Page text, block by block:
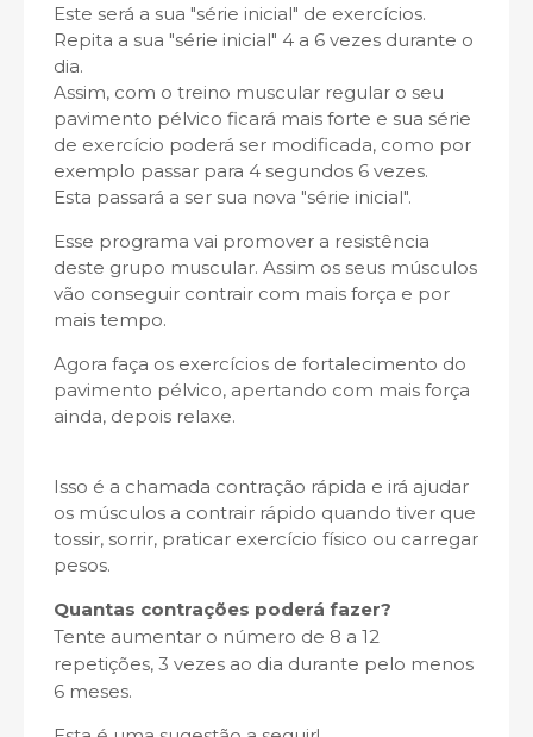
Este será a sua "série inicial" de exercícios.
Repita a sua "série inicial" 4 a 6 vezes durante o
dia.
Assim, com o treino muscular regular o seu
pavimento pélvico ficará mais forte e sua série
de exercício poderá ser modificada, como por
exemplo passar para 4 segundos 6 vezes.
Esta passará a ser sua nova "série inicial".
Esse programa vai promover a resistência
deste grupo muscular. Assim os seus músculos
vão conseguir contrair com mais força e por
mais tempo.
Agora faça os exercícios de fortalecimento do
pavimento pélvico, apertando com mais força
ainda, depois relaxe.
Isso é a chamada contração rápida e irá ajudar
os músculos a contrair rápido quando tiver que
tossir, sorrir, praticar exercício físico ou carregar
pesos.
Quantas contrações poderá fazer?
Tente aumentar o número de 8 a 12
repetições, 3 vezes ao dia durante pelo menos
6 meses.